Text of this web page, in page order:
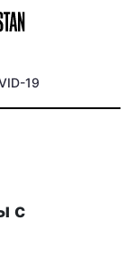
19
с